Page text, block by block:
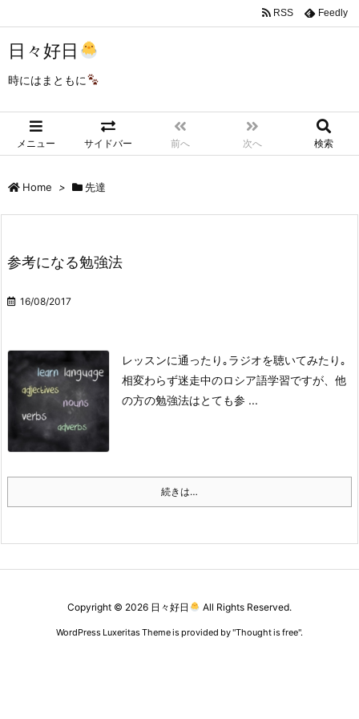
日々好日
時にはまともに
メニュー サイドバー 前へ 次へ 検索
RSS Feedly
Home > 先達
参考になる勉強法
16/08/2017
レッスンに通ったり｡ラジオを聴いてみたり｡
相変わらず迷走中のロシア語学習ですが、他
の方の勉強法はとても参 ...
続きは…
Copyright © 2026 日々好日 All Rights Reserved.
WordPress Luxeritas Theme is provided by "Thought is free".